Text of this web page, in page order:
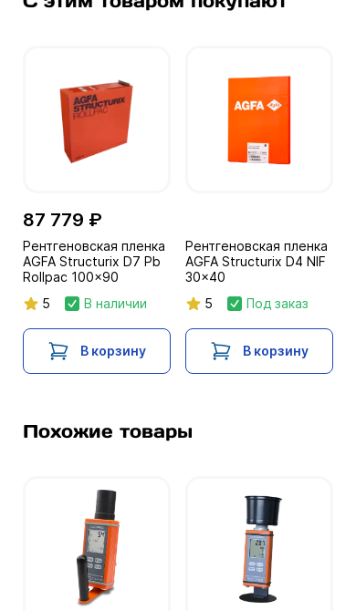
87 779 ₽
Рентгеновская пленка
AGFA Structurix D7 Pb
Rollpac 100x90
5
В наличии
В корзину
Рентгеновская пленка
AGFA Structurix D4 NIF
30x40
5
Под заказ
В корзину
Похожие товары